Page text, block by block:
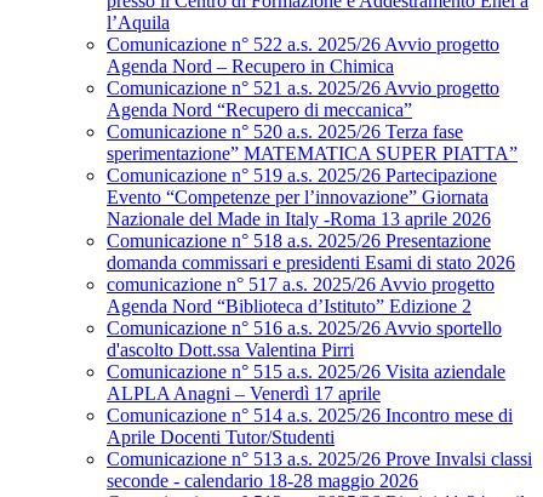
l’Aquila
Comunicazione n° 522 a.s. 2025/26 Avvio progetto
Agenda Nord – Recupero in Chimica
Comunicazione n° 521 a.s. 2025/26 Avvio progetto
Agenda Nord “Recupero di meccanica”
Comunicazione n° 520 a.s. 2025/26 Terza fase
sperimentazione” MATEMATICA SUPER PIATTA”
Comunicazione n° 519 a.s. 2025/26 Partecipazione
Evento “Competenze per l’innovazione” Giornata
Nazionale del Made in Italy -Roma 13 aprile 2026
Comunicazione n° 518 a.s. 2025/26 Presentazione
domanda commissari e presidenti Esami di stato 2026
comunicazione n° 517 a.s. 2025/26 Avvio progetto
Agenda Nord “Biblioteca d’Istituto” Edizione 2
Comunicazione n° 516 a.s. 2025/26 Avvio sportello
d'ascolto Dott.ssa Valentina Pirri
Comunicazione n° 515 a.s. 2025/26 Visita aziendale
ALPLA Anagni – Venerdì 17 aprile
Comunicazione n° 514 a.s. 2025/26 Incontro mese di
Aprile Docenti Tutor/Studenti
Comunicazione n° 513 a.s. 2025/26 Prove Invalsi classi
seconde - calendario 18-28 maggio 2026